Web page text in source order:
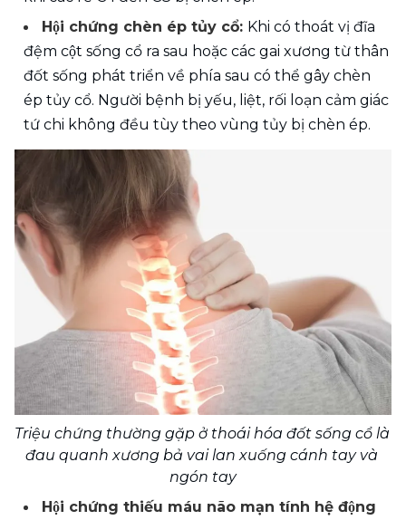
Hội chứng chèn ép tủy cổ: Khi có thoát vị đĩa
đệm cột sống cổ ra sau hoặc các gai xương từ thân
đốt sống phát triển về phía sau có thể gây chèn
ép tủy cổ. Người bệnh bị yếu, liệt, rối loạn cảm giác
tứ chi không đều tùy theo vùng tủy bị chèn ép.
Triệu chứng thường gặp ở thoái hóa đốt sống cổ là
đau quanh xương bả vai lan xuống cánh tay và
ngón tay
Hội chứng thiếu máu não mạn tính hệ động